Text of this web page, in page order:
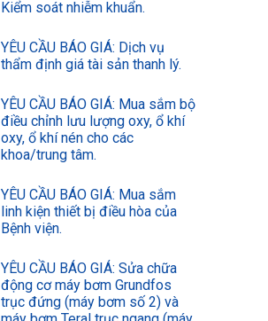
Kiểm soát nhiễm khuẩn.
YÊU CẦU BÁO GIÁ: Dịch vụ
thẩm định giá tài sản thanh lý.
YÊU CẦU BÁO GIÁ: Mua sắm bộ
điều chỉnh lưu lượng oxy, ổ khí
oxy, ổ khí nén cho các
khoa/trung tâm.
YÊU CẦU BÁO GIÁ: Mua sắm
linh kiện thiết bị điều hòa của
Bệnh viện.
YÊU CẦU BÁO GIÁ: Sửa chữa
động cơ máy bơm Grundfos
trục đứng (máy bơm số 2) và